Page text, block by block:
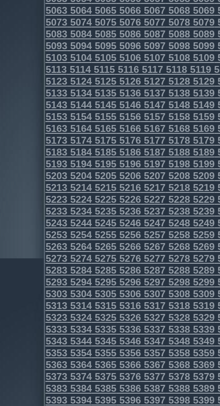
5063506450655066506750685069
5073507450755076507750785079
5083508450855086508750885089
5093509450955096509750985099
5103510451055106510751085109
5113511451155116511751185119
5123512451255126512751285129
5133513451355136513751385139
5143514451455146514751485149
5153515451555156515751585159
5163516451655166516751685169
5173517451755176517751785179
5183518451855186518751885189
5193519451955196519751985199
5203520452055206520752085209
5213521452155216521752185219
5223522452255226522752285229
5233523452355236523752385239
5243524452455246524752485249
5253525452555256525752585259
5263526452655266526752685269
5273527452755276527752785279
5283528452855286528752885289
5293529452955296529752985299
5303530453055306530753085309
5313531453155316531753185319
5323532453255326532753285329
5333533453355336533753385339
5343534453455346534753485349
5353535453555356535753585359
5363536453655366536753685369
5373537453755376537753785379
5383538453855386538753885389
5393539453955396539753985399